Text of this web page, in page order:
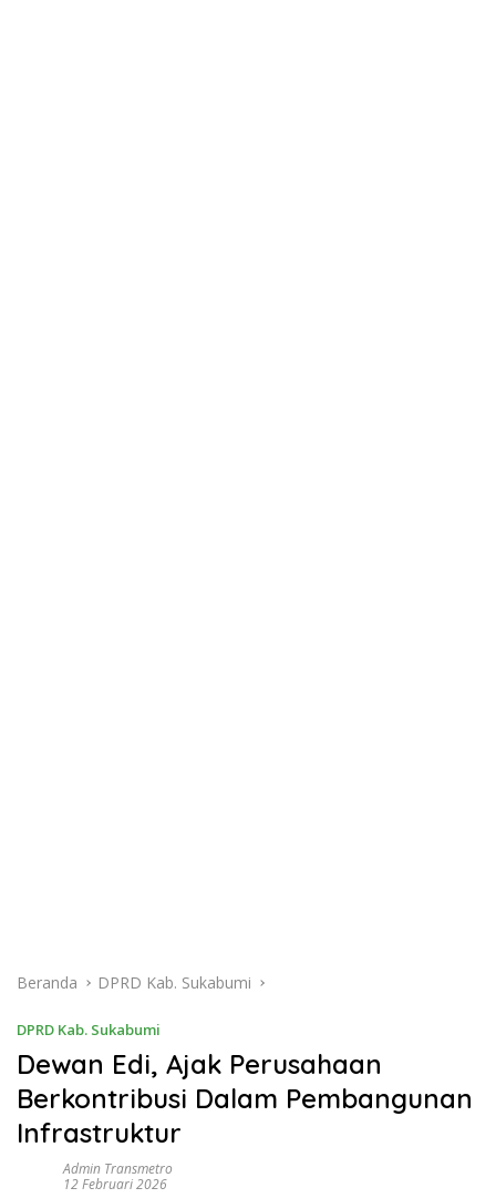
Beranda DPRD Kab. Sukabumi
DPRD Kab. Sukabumi
Dewan Edi, Ajak Perusahaan
Berkontribusi Dalam Pembangunan
Infrastruktur
Admin Transmetro
12 Februari 2026